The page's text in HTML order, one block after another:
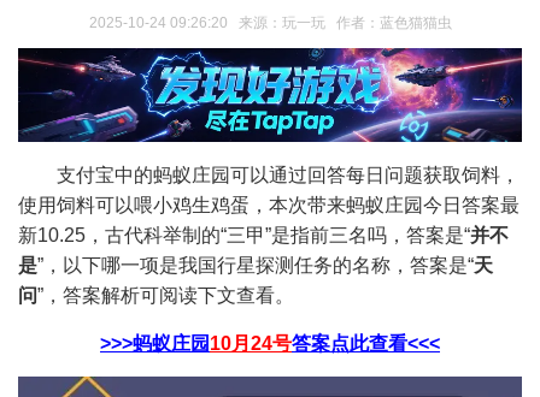
2025-10-24 09:26:20 来源：玩一玩 作者：蓝色猫猫虫
支付宝中的蚂蚁庄园可以通过回答每日问题获取饲料，
使用饲料可以喂小鸡生鸡蛋，本次带来蚂蚁庄园今日答案最
新10.25，古代科举制的“三甲”是指前三名吗，答案是“并不
是”，以下哪一项是我国行星探测任务的名称，答案是“天
问”，答案解析可阅读下文查看。
>>>蚂蚁庄园 10月24号答案点此查看<<<